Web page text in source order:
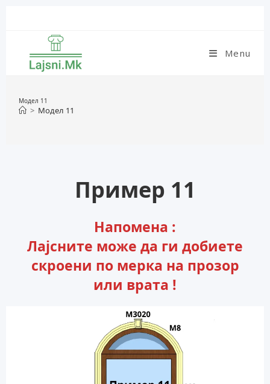
Menu
Модел 11
> Модел 11
Пример 11
Напомена :
Лајсните може да ги добиете
скроени по мерка на прозор
или врата !